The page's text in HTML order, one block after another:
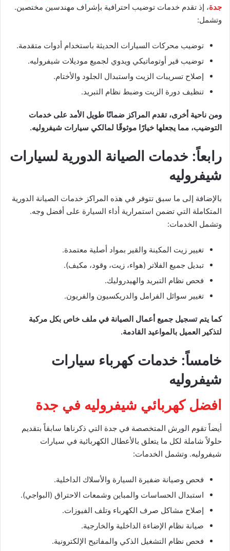
جدة، إذ تقدم خدمات توضيب احترافية بإشراف مهندسين مختصين.
وتشمل:
توضيب محركات السيارات الحديثة باستخدام أدوات متقدمة.
توضيب قير أوتوماتيكي ويدوي لجميع موديلات شيفروليه.
إصلاح تسريبات الزيت واستبدال الجلود والأختام.
تنظيف دورة الزيت وضبط نظام التبريد.
ومن ناحية أخرى، تقدم المراكز ضمانًا طويل الأمد على خدمات
التوضيب، مما يجعلها خيارًا موثوقًا لمالكي سيارات شيفروليه.
رابعاً: خدمات الصيانة الدورية لسيارات
شيفروليه
بالإضافة إلى ما سبق تتوفر في هذه المراكز خدمات الصيانة الدورية
المتكاملة التي تضمن استمرارية أداء السيارة على أفضل وجه.
وتشمل الخدمات:
تغيير زيت المكينة والقير بمواد أصلية معتمدة.
تبديل جميع الفلاتر (هواء، زيت، وقود، مكيف).
فحص نظام التبريد والهيدروليك.
تغيير سوائل الفرامل والدريكسيون والفريون.
كما يتم تسجيل جميع أعمال الصيانة في ملف خاص بكل مركبة
لتذكير العميل بالمواعيد القادمة.
خامساً: خدمات كهرباء سيارات
شيفروليه
افضل كهربائي شيفروليه في جدة
أيضاً تقوم الورش المتخصصة في جدة التي ذكرناها سابقاً بتقديم
حلولاً شاملة لكل ما يتعلق بالأعطال الكهربائية في سيارات
شيفروليه. وتشمل الخدمات:
فحص وصيانة ضفيرة السيارة والأسلاك الداخلية.
استبدال الحساسات والمباين وشمعات الاحتراق (البواجي).
إصلاح مشاكل صرف الكهرباء وتلف الفيوزات.
صيانة نظام الإضاءة الداخلية والخارجية.
فحص نظام التشغيل الذكي والمفاتيح الإلكترونية.